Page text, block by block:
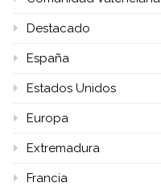
Destacado
España
Estados Unidos
Europa
Extremadura
Francia